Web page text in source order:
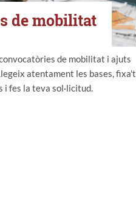
de mobilitat
de mobilitat i ajuts
atentament les bases, fixa't
i fes la teva sol·licitud.